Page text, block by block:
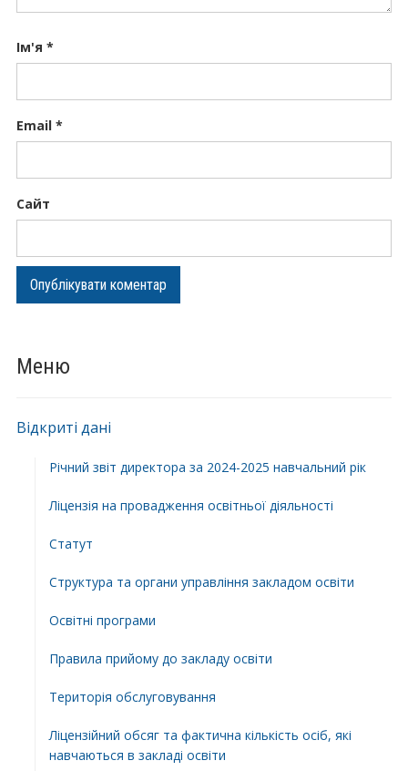
Меню
Відкриті дані
Річний звіт директора за 2024-2025 навчальний рік
Ліцензія на провадження освітньої діяльності
Статут
Структура та органи управління закладом освіти
Освiтнi програми
Правила прийому до закладу освіти
Територiя обслуговування
Ліцензійний обсяг та фактична кількість осіб, які
навчаються в закладі освіти
Ім'я *
Email *
Сайт